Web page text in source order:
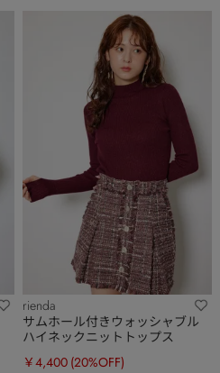
rienda
サムホール付きウォッシャブル
ハイネックニットトップス
￥4,400 (20%OFF)